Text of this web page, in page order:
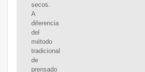
secos.
A
diferencia
del
método
tradicional
de
prensado